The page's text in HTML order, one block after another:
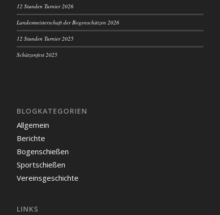
12 Stunden Turnier 2026
Landesmeisterschaft der Bogenschützen 2026
12 Stunden Turnier 2025
Schützenfest 2025
BLOGKATEGORIEN
Allgemein
Berichte
Bogenschießen
Sportschießen
Vereinsgeschichte
LINKS